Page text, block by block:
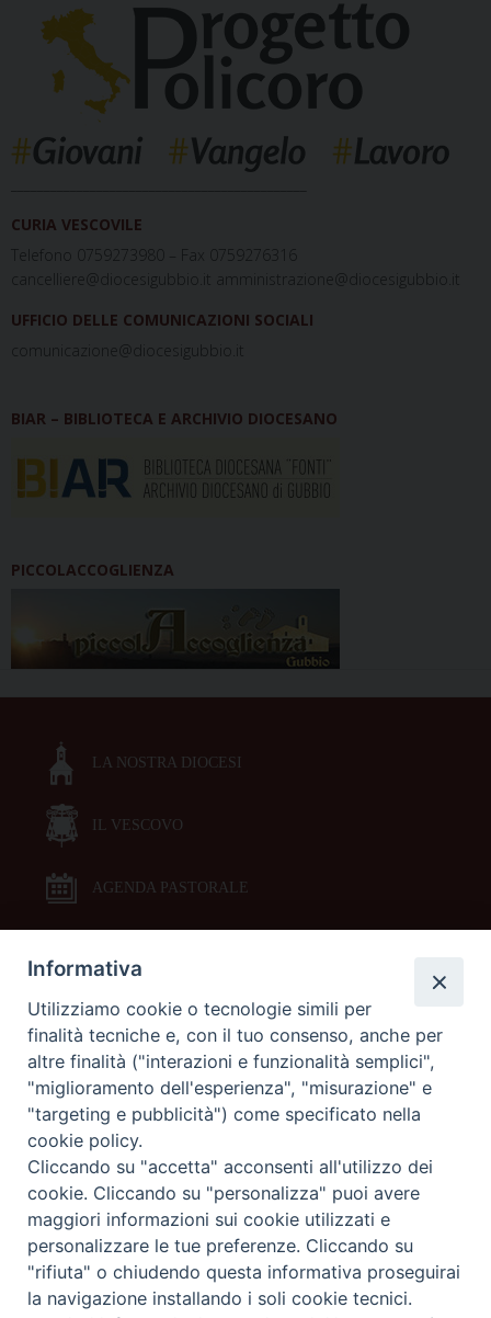
CURIA VESCOVILE
Telefono 0759273980 – Fax 0759276316
cancelliere@diocesigubbio.it amministrazione@diocesigubbio.it
UFFICIO DELLE COMUNICAZIONI SOCIALI
comunicazione@diocesigubbio.it
BIAR – BIBLIOTECA E ARCHIVIO DIOCESANO
PICCOLACCOGLIENZA
LA NOSTRA DIOCESI
IL VESCOVO
AGENDA PASTORALE
DOCUMENTI PASTORALI
ORARI MESSE
LITURGIA DELLE ORE
GALLERIE FOTOGRAFICHE
GALLERIE VIDEO
Informativa
Utilizziamo cookie o tecnologie simili per
finalità tecniche e, con il tuo consenso, anche per
altre finalità ("interazioni e funzionalità semplici",
"miglioramento dell'esperienza", "misurazione" e
"targeting e pubblicità") come specificato nella
cookie policy.
Cliccando su "accetta" acconsenti all'utilizzo dei
cookie. Cliccando su "personalizza" puoi avere
maggiori informazioni sui cookie utilizzati e
personalizzare le tue preferenze. Cliccando su
"rifiuta" o chiudendo questa informativa proseguirai
la navigazione installando i soli cookie tecnici.